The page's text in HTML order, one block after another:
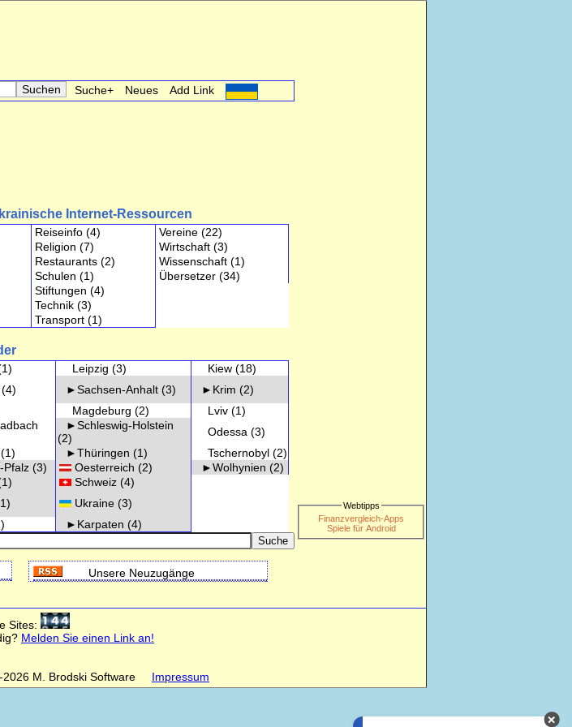
Webtipps
Finanzvergleich-Apps
Spiele für Android
Suche+ Neues Add Link
Internet-Ressourcen
Reiseinfo (4) Vereine (22)
Religion (7) Wirtschaft (3)
Restaurants (2) Wissenschaft (1)
Schulen (1) Übersetzer (34)
Stiftungen (4)
Technik (3)
Transport (1)
Leipzig (3) Kiew (18)
(4) ►Sachsen-Anhalt (3) ►Krim (2)
Magdeburg (2) Lviv (1)
►Schleswig-Holstein
(2)
Odessa (3)
(1) ►Thüringen (1) Tschernobyl (2)
(3) Oesterreich (2) ►Wolhynien (2)
Schweiz (4)
Ukraine (3)
►Karpaten (4)
Unsere Neuzugänge
Sites:
Melden Sie einen Link an!
M. Brodski Software Impressum